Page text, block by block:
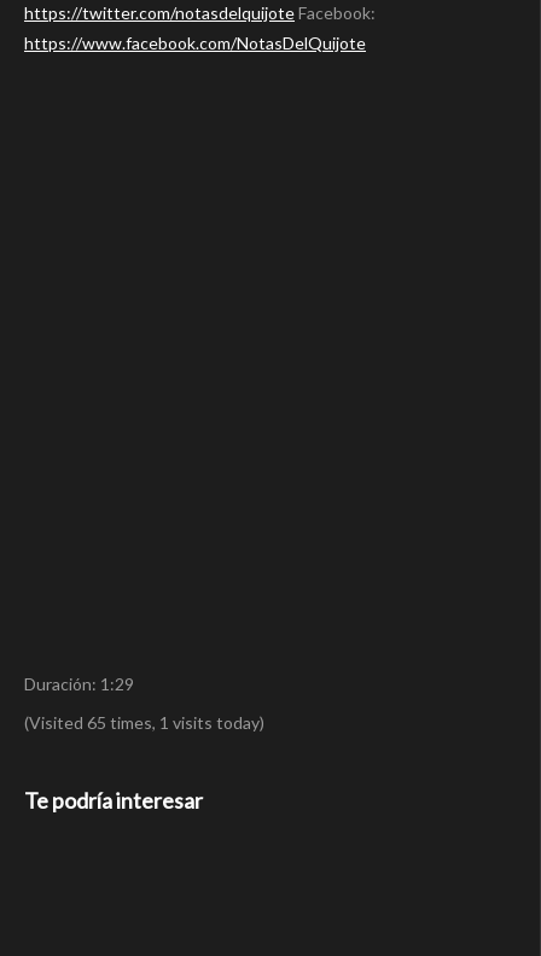
https://twitter.com/notasdelquijoteFacebook:
https://www.facebook.com/NotasDelQuijote
Duración: 1:29
(Visited 65 times, 1 visits today)
Te podría interesar